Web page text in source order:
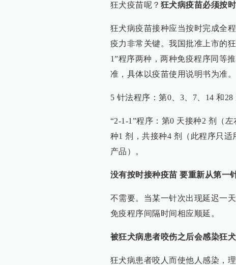
狂犬疫苗呢？ 狂犬病疫苗必须按
狂犬病疫苗接种应当按时完成全
疫力非常关键。我国批准上市的
1”程序两种，两种免疫程序同等
准，具体以疫苗使用说明书为准。
5 针法程序：第0、3、7、14 和
“2-1-1”程序：第0 天接种2 剂（
种1 剂，共接种4 剂（此程序只
产品）。
没有按时接种疫苗 要重新从第一
不需要。当某一针次出现延迟一
免疫程序间隔时间相应顺延。
被狂犬病患者咬伤之后会感染狂
狂犬病患者咬人而使他人感染，